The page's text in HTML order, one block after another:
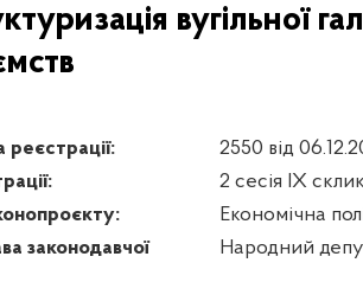
вугільної
2550 від
2 сесія IX
Економічна
законодавчої
Народний